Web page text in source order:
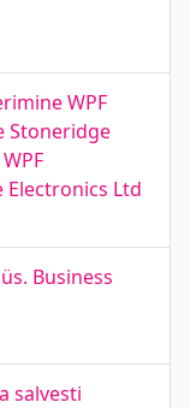
WPF
Stoneridge
Ltd
Business
salvesti